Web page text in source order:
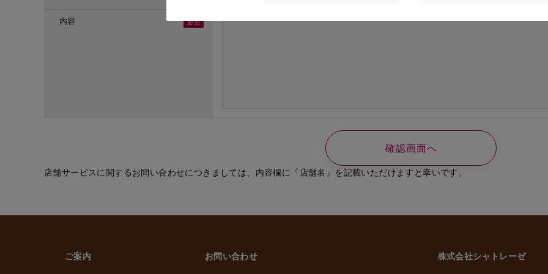
・(１)～(７)に記載した利用目的以外で個人情報を取得または利用する場合は、個別に利用目的を明示
3. 個人情報の第三者への委託・提供について
内容
店舗サービスに関するお問い合わせにつきましては、内容欄に『店舗名』を記載いただけますと幸いです。
ご案内 お問い合わせ 株式会社シャトレーゼ